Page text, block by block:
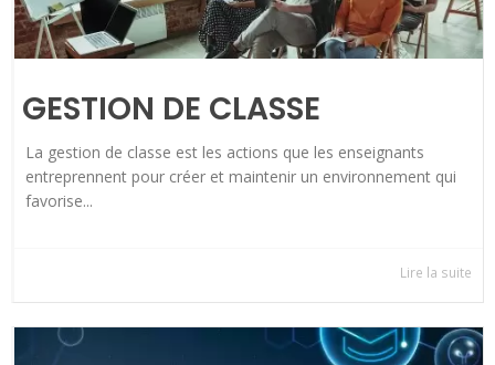
GESTION DE CLASSE
La gestion de classe est les actions que les enseignants
entreprennent pour créer et maintenir un environnement qui
favorise...
Lire la suite